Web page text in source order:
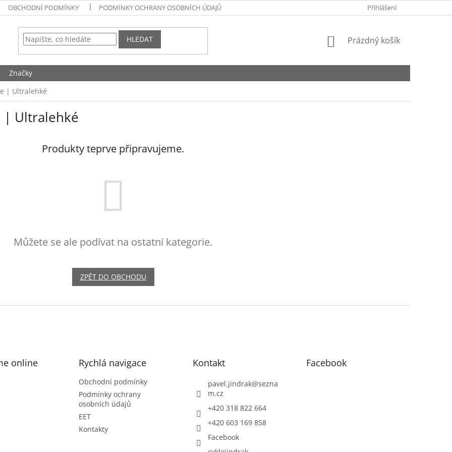
OBCHODNÍ PODMÍNKY PODMÍNKY OCHRANY OSOBNÍCH ÚDAJŮ Přihlášení
HLEDAT
NÁKUPNÍ
Prázdný košík
Značky
| Ultralehké
| Ultralehké
Produkty teprve připravujeme.
Můžete se ale podívat na ostatní kategorie.
ZPĚT DO OBCHODU
online Rychlá navigace
Obchodní podmínky
Podmínky ochrany
osobních údajů
EET
Kontakty
Kontakt
pavel.jindrak@sezna
m.cz
+420 318 822 664
+420 603 169 858
Facebook
Facebook